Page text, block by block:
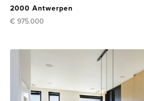
2000 Antwerpen
€ 975.000